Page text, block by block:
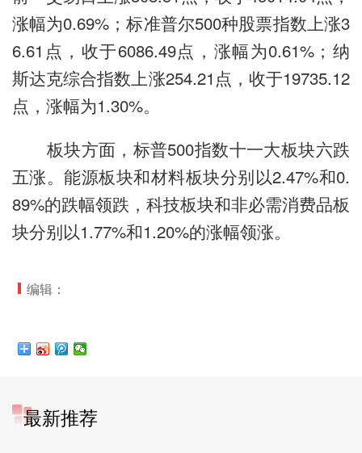
涨幅为0.69%；标准普尔500种股票指数上涨3
6.61点，收于6086.49点，涨幅为0.61%；纳
斯达克综合指数上涨254.21点，收于19735.12
点，涨幅为1.30%。
板块方面，标普500指数十一大板块六跌
五涨。能源板块和材料板块分别以2.47%和0.
89%的跌幅领跌，科技板块和非必需消费品板
块分别以1.77%和1.20%的涨幅领涨。
编辑：
最新推荐